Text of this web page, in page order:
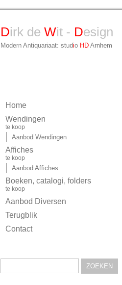
Dirk de Wit - Design
Modern Antiquariaat: studio HD Arnhem
Home
Wendingen
te koop
Aanbod Wendingen
Affiches
te koop
Aanbod Affiches
Boeken, catalogi, folders
te koop
Aanbod Diversen
Terugblik
Contact
naar: